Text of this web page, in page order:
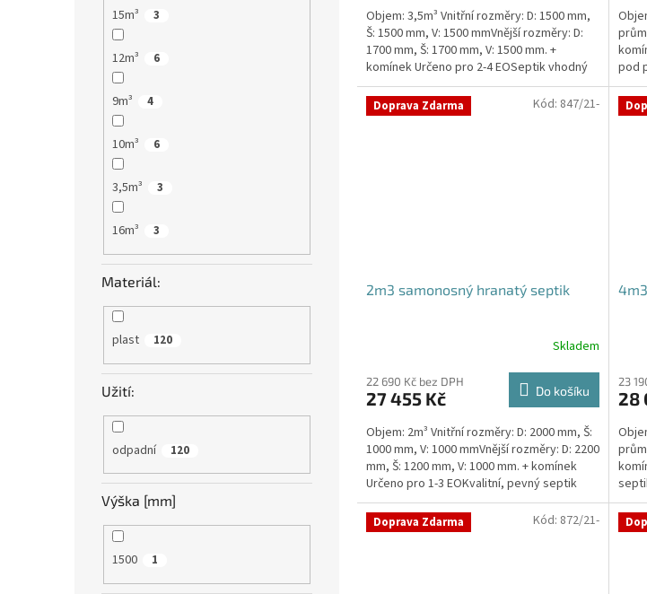
15m³ 3
12m³ 6
9m³ 4
10m³ 6
3,5m³ 3
16m³ 3
Materiál:
plast 120
Užití:
odpadní 120
Výška [mm]
1500 1
Objem: 3,5m³ Vnitřní rozměry: D: 1500 mm,
Š: 1500 mm, V: 1500 mmVnější rozměry: D:
1700 mm, Š: 1700 mm, V: 1500 mm. +
komínek Určeno pro 2-4 EOSeptik vhodný
pod parkovací stání,...
pod
Doprava Zdarma
2m3 samonosný hranatý septik
Skladem
22 690 Kč bez DPH
27 455 Kč Do košíku
Objem: 2m³ Vnitřní rozměry: D: 2000 mm, Š:
1000 mm, V: 1000 mmVnější rozměry: D: 2200
mm, Š: 1200 mm, V: 1000 mm. + komínek
Určeno pro 1-3 EOKvalitní, pevný septik
bez potřeby...
Kód: 847/21-
je
z
5
23
28
Doprava Zdarma Kód: 872/21-